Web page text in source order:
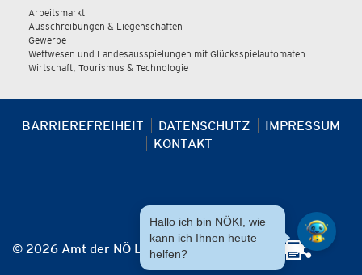
Arbeitsmarkt
Ausschreibungen & Liegenschaften
Gewerbe
Wettwesen und Landesausspielungen mit Glücksspielautomaten
Wirtschaft, Tourismus & Technologie
BARRIEREFREIHEIT DATENSCHUTZ
IMPRESSUM
KONTAKT
© 2026 Amt der NÖ Landesregierung
Hallo ich bin NÖKI, wie
kann ich Ihnen heute
helfen?